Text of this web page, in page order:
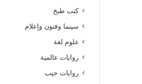
كتب طبخ
سينما وفنون وإعلام
علوم لغة
روايات عالمية
روايات جيب